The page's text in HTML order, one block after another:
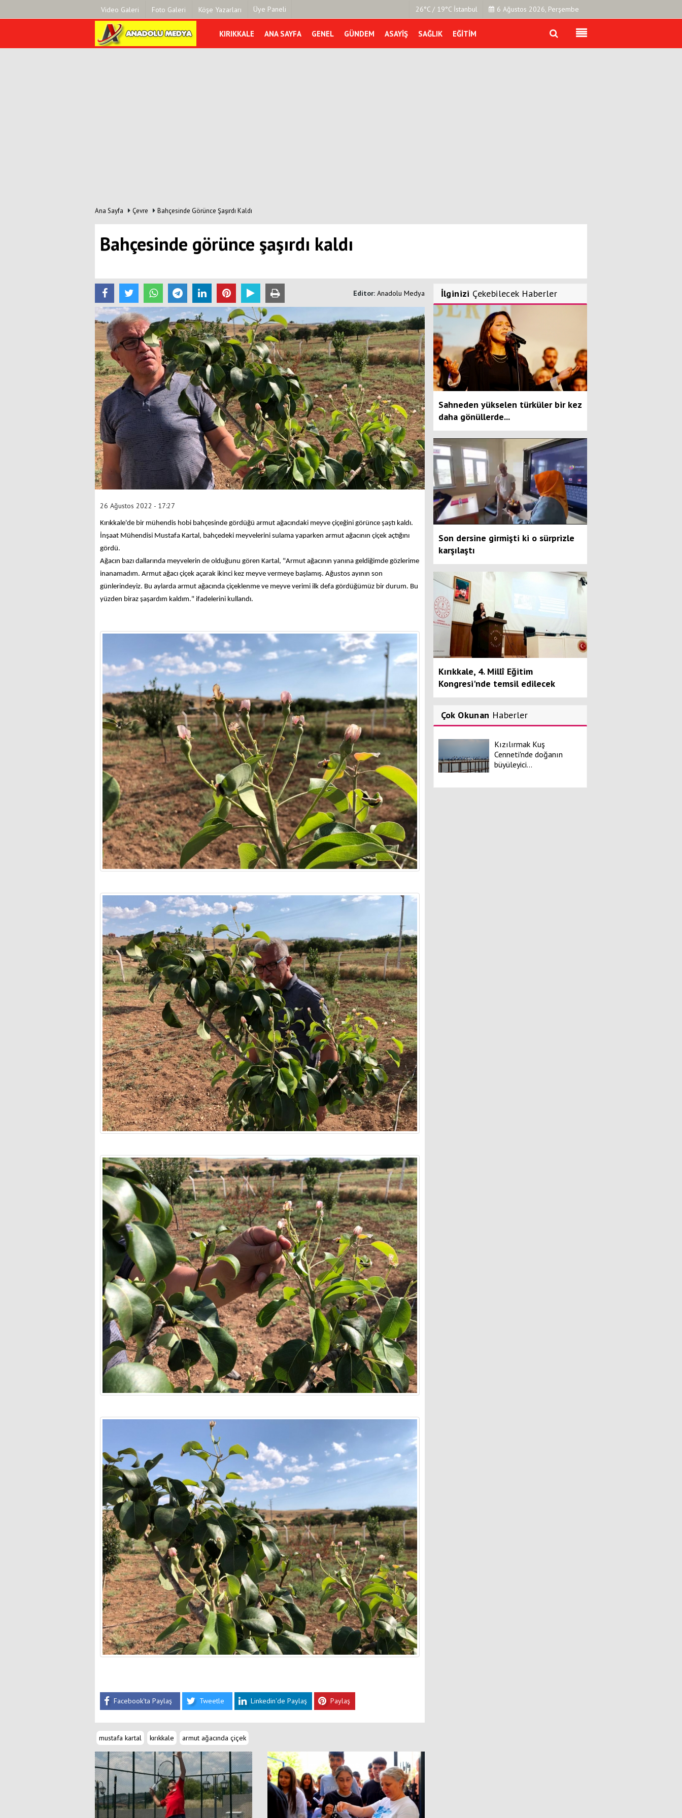
Video Galeri Foto Galeri Köşe Yazarları Üye Paneli 26°C / 19°C İstanbul 6 Ağustos 2026, Perşembe
KIRIKKALE ANA SAYFA GENEL GÜNDEM ASAYIŞ SAĞLIK EĞITIM
Ana Sayfa Çevre Bahçesinde Görünce Şaşırdı Kaldı
Bahçesinde görünce şaşırdı kaldı
Editor: Anadolu Medya
26 Ağustos 2022 - 17:27
Kırıkkale'de bir mühendis hobi bahçesinde gördüğü armut ağacındaki meyve çiçeğini görünce şaştı kaldı.
İnşaat Mühendisi Mustafa Kartal, bahçedeki meyvelerini sulama yaparken armut ağacının çiçek açtığını
gördü.
Ağacın bazı dallarında meyvelerin de olduğunu gören Kartal, "Armut ağacının yanına geldiğimde gözlerime
inanamadım. Armut ağacı çiçek açarak ikinci kez meyve vermeye başlamış. Ağustos ayının son
günlerindeyiz. Bu aylarda armut ağacında çiçeklenme ve meyve verimi ilk defa gördüğümüz bir durum. Bu
yüzden biraz şaşardım kaldım." ifadelerini kullandı.
Facebook'ta Paylaş Tweetle Linkedin'de Paylaş Paylaş
mustafa kartal kırıkkale armut ağacında çiçek
İlginizi Çekebilecek Haberler
Sahneden yükselen türküler bir kez
daha gönüllerde...
Son dersine girmişti ki o sürprizle
karşılaştı
Kırıkkale, 4. Millî Eğitim
Kongresi'nde temsil edilecek
Çok Okunan Haberler
Kızılırmak Kuş
Cenneti'nde doğanın
büyüleyici...